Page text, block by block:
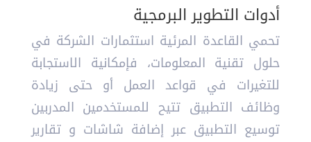
أدوات التطوير البرمجية
تحمي القاعدة المرئية استثمارات الشركة في
حلول تقنية المعلومات، فإمكانية الاستجابة
للتغيرات في قواعد العمل أو حتى زيادة
وظائف التطبيق تتيح للمستخدمين المدربين
توسيع التطبيق عبر إضافة شاشات و تقارير